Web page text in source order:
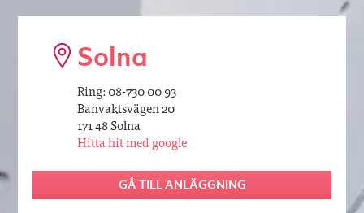
Solna
Ring: 08-730 00 93
Banvaktsvägen 20
171 48 Solna
Hitta hit med google
GÅ TILL ANLÄGGNING